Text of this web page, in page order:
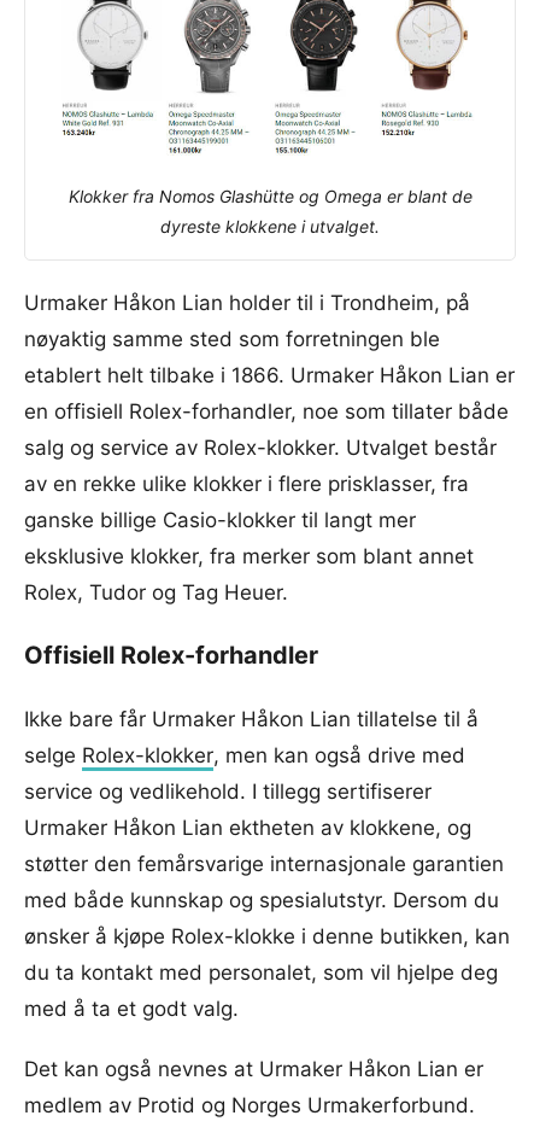
Klokker fra Nomos Glashütte og Omega er blant de
dyreste klokkene i utvalget.
Urmaker Håkon Lian holder til i Trondheim, på
nøyaktig samme sted som forretningen ble
etablert helt tilbake i 1866. Urmaker Håkon Lian er
en offisiell Rolex-forhandler, noe som tillater både
salg og service av Rolex-klokker. Utvalget består
av en rekke ulike klokker i flere prisklasser, fra
ganske billige Casio-klokker til langt mer
eksklusive klokker, fra merker som blant annet
Rolex, Tudor og Tag Heuer.
Offisiell Rolex-forhandler
Ikke bare får Urmaker Håkon Lian tillatelse til å
selge Rolex-klokker, men kan også drive med
service og vedlikehold. I tillegg sertifiserer
Urmaker Håkon Lian ektheten av klokkene, og
støtter den femårsvarige internasjonale garantien
med både kunnskap og spesialutstyr. Dersom du
ønsker å kjøpe Rolex-klokke i denne butikken, kan
du ta kontakt med personalet, som vil hjelpe deg
med å ta et godt valg.
Det kan også nevnes at Urmaker Håkon Lian er
medlem av Protid og Norges Urmakerforbund.